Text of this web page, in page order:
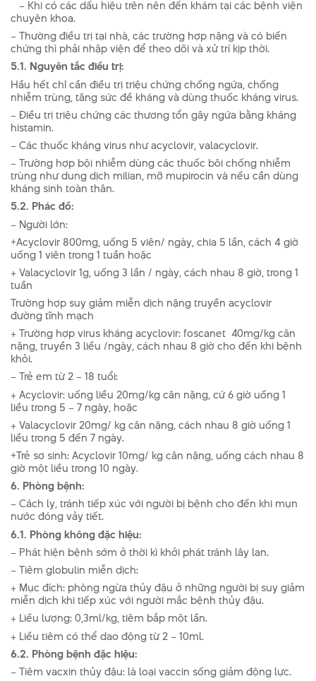
– Khi có các dấu hiệu trên nên đến khám tại các bệnh viện
chuyên khoa.
– Thường điều trị tại nhà, các trường hợp nặng và có biến
chứng thì phải nhập viện để theo dõi và xử trí kịp thời.
5.1. Nguyên tắc điều trị:
Hầu hết chỉ cần điều trị triệu chứng chống ngứa, chống
nhiễm trùng, tăng sức đề kháng và dùng thuốc kháng virus.
– Điều trị triệu chứng các thương tổn gây ngứa bằng kháng
histamin.
– Các thuốc kháng virus như acyclovir, valacyclovir.
– Trường hợp bội nhiễm dùng các thuốc bôi chống nhiễm
trùng như dung dịch milian, mỡ mupirocin và nếu cần dùng
kháng sinh toàn thân.
5.2. Phác đồ:
– Người lớn:
+Acyclovir 800mg, uống 5 viên/ ngày, chia 5 lần, cách 4 giờ
uống 1 viên trong 1 tuần hoặc
+ Valacyclovir 1g, uống 3 lần / ngày, cách nhau 8 giờ, trong 1
tuần
Trường hợp suy giảm miễn dịch nặng truyền acyclovir
đường tĩnh mạch
+ Trường hợp virus kháng acyclovir: foscanet 40mg/kg cân
nặng, truyền 3 liều /ngày, cách nhau 8 giờ cho đến khi bệnh
khỏi.
– Trẻ em từ 2 – 18 tuổi:
+ Acyclovir: uống liều 20mg/kg cân nặng, cứ 6 giờ uống 1
liều trong 5 – 7 ngày, hoặc
+ Valacyclovir 20mg/ kg cân nặng, cách nhau 8 giờ uống 1
liều trong 5 đến 7 ngày.
+Trẻ sơ sinh: Acyclovir 10mg/ kg cân nặng, uống cách nhau 8
giờ một liều trong 10 ngày.
6. Phòng bệnh:
– Cách ly, tránh tiếp xúc với ngư­ời bị bệnh cho đến khi mụn
nư­ớc đóng vảy tiết.
6.1. Phòng không đặc hiệu:
– Phát hiện bệnh sớm ở thời kì khởi phát tránh lây lan.
– Tiêm globulin miễn dịch:
+ Mục đích: phòng ngừa thủy đậu ở những người bị suy giảm
miễn dịch khi tiếp xúc với người mắc bệnh thủy đậu.
+ Liều lượng: 0,3ml/kg, tiêm bắp một lần.
+ Liều tiêm có thể dao động từ 2 – 10ml.
6.2. Phòng bệnh đặc hiệu:
– Tiêm vacxin thủy đậu: là loại vaccin sống giảm động lực.